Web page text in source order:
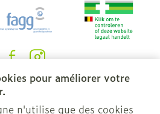
pour améliorer votre
n'utilise que des cookies